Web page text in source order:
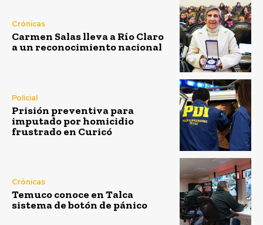
Crónicas
Carmen Salas lleva a Río Claro
a un reconocimiento nacional
Policial
Prisión preventiva para
imputado por homicidio
frustrado en Curicó
Crónicas
Temuco conoce en Talca
sistema de botón de pánico